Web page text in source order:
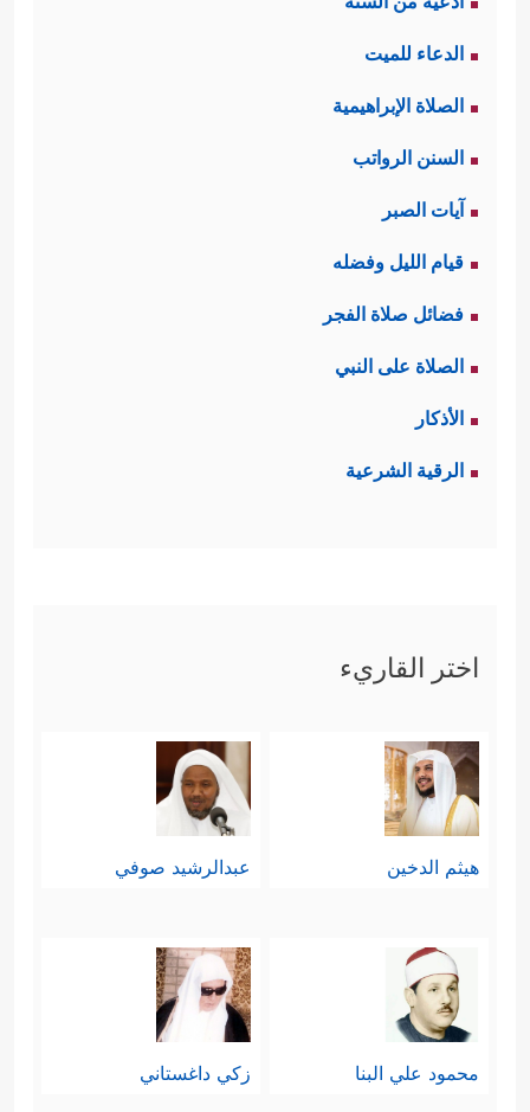
الدعاء للميت
الصلاة الإبراهيمية
السنن الرواتب
آيات الصبر
قيام الليل وفضله
فضائل صلاة الفجر
الصلاة على النبي
الأذكار
الرقية الشرعية
اختر القاريء
هيثم الدخين عبدالرشيد صوفي
محمود علي البنا زكي داغستاني